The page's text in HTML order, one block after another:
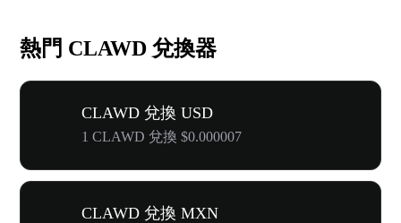
熱門 CLAWD 兌換器
CLAWD 兌換 USD
1 CLAWD 兌換 $0.000007
CLAWD 兌換 MXN